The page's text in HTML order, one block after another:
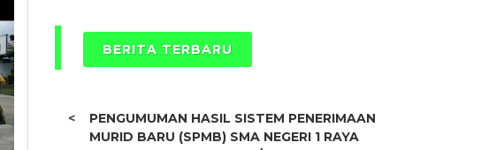
BERITA TERBARU
<
PENGUMUMAN HASIL SISTEM PENERIMAAN
MURID BARU (SPMB) SMA NEGERI 1 RAYA